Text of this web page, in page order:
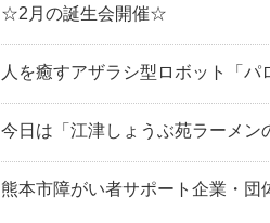
☆2月の誕生会開催☆
人を癒すアザラシ型ロボット「パ
今日は「江津しょうぶ苑ラーメン
熊本市障がい者サポート企業・